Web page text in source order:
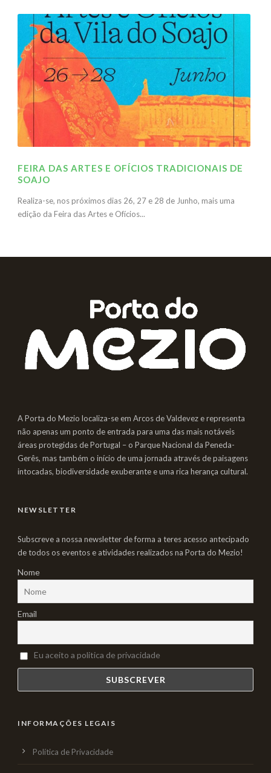
FEIRA DAS ARTES E OFÍCIOS TRADICIONAIS DE
SOAJO
Realiza-se, nos próximos dias 26, 27 e 28 de Junho, mais uma
edição da Feira das Artes e Ofícios...
A Porta do Mezio localiza-se em Arcos de Valdevez e representa
não apenas um ponto de entrada para uma das mais notáveis
áreas protegidas de Portugal – o Parque Nacional da Peneda-
Gerês, mas também o início de uma jornada através de paisagens
intocadas, biodiversidade exuberante e uma rica herança cultural.
NEWSLETTER
Subscreve a nossa newsletter de forma a teres acesso antecipado
de todos os eventos e atividades realizados na Porta do Mezio!
Nome
Email
Eu aceito a politica de privacidade
INFORMAÇÕES LEGAIS
Política de Privacidade